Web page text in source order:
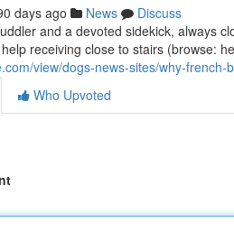
days ago News
Discuss
and a devoted sidekick, always
receiving close to stairs (browse:
view/dogs-news-sites/why-
Who Upvoted